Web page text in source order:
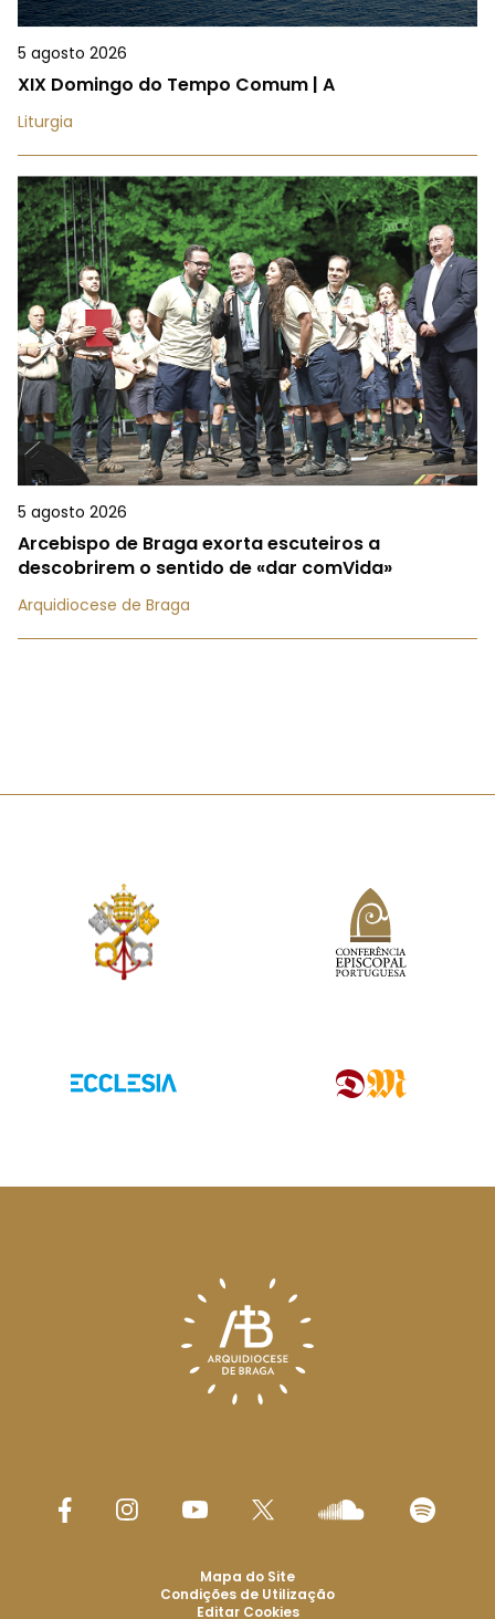
5 agosto 2026
XIX Domingo do Tempo Comum | A
Liturgia
5 agosto 2026
Arcebispo de Braga exorta escuteiros a
descobrirem o sentido de «dar comVida»
Arquidiocese de Braga
Mapa do Site
Condições de Utilização
Editar Cookies